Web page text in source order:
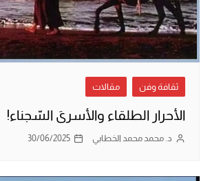
ثقافة وفن مقالات
الأحرار الطلقاء والأسرىَ السّجناء!
د. محمد محمد الخطابي 30/06/2025